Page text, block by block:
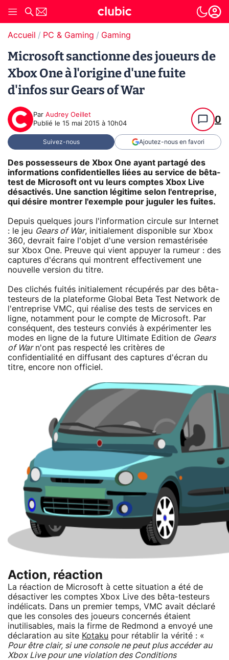
Accueil PC & Gaming Gaming
Microsoft sanctionne des joueurs de
Xbox One à l'origine d'une fuite
d'infos sur Gears of War
Par Audrey Oeillet
Publié le 15 mai 2015 à 10h04 0
Suivez-nous Ajoutez-nous en favori
Des possesseurs de Xbox One ayant partagé des
informations confidentielles liées au service de bêta-
test de Microsoft ont vu leurs comptes Xbox Live
désactivés. Une sanction légitime selon l'entreprise,
qui désire montrer l'exemple pour juguler les fuites.
Depuis quelques jours l'information circule sur Internet
: le jeu Gears of War, initialement disponible sur Xbox
360, devrait faire l'objet d'une version remastérisée
sur Xbox One. Preuve qui vient appuyer la rumeur : des
captures d'écrans qui montrent effectivement une
nouvelle version du titre.
Des clichés fuités initialement récupérés par des bêta-
testeurs de la plateforme Global Beta Test Network de
l'entreprise VMC, qui réalise des tests de services en
ligne, notamment pour le compte de Microsoft. Par
conséquent, des testeurs conviés à expérimenter les
modes en ligne de la future Ultimate Edition de Gears
of Warn'ont pas respecté les critères de
confidentialité en diffusant des captures d'écran du
titre, encore non officiel.
Action, réaction
La réaction de Microsoft à cette situation a été de
désactiver les comptes Xbox Live des bêta-testeurs
indélicats. Dans un premier temps, VMC avait déclaré
que les consoles des joueurs concernés étaient
inutilisables, mais la firme de Redmond a envoyé une
déclaration au site Kotaku pour rétablir la vérité : «
Pour être clair, si une console ne peut plus accéder au
Xbox Live pour une violation des Conditions